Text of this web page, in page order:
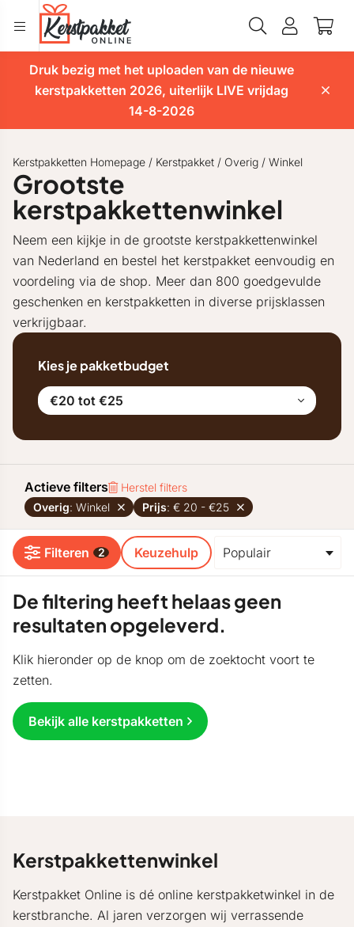
Druk bezig met het uploaden van de nieuwe
kerstpakketten 2026, uiterlijk LIVE vrijdag
14-8-2026
Kerstpakketten Homepage / Kerstpakket / Overig / Winkel
Grootste
kerstpakkettenwinkel
Neem een kijkje in de grootste kerstpakkettenwinkel
van Nederland en bestel het kerstpakket eenvoudig en
voordeling via de shop. Meer dan 800 goedgevulde
geschenken en kerstpakketten in diverse prijsklassen
verkrijgbaar.
Kies je pakketbudget
€20 tot €25
Actieve filters
Herstel filters
Overig: Winkel Prijs: € 20 - €25
Filteren 2 Keuzehulp
De filtering heeft helaas geen
resultaten opgeleverd.
Klik hieronder op de knop om de zoektocht voort te
zetten.
Bekijk alle kerstpakketten
Kerstpakkettenwinkel
Kerstpakket Online is dé online kerstpakketwinkel in de
kerstbranche. Al jaren verzorgen wij verrassende